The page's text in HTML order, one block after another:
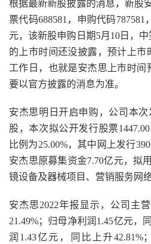
根据最新新股披露的消息，新股
票代码688581，申购代码787581
元，该新股申购日期5月10日，
的上市时间还没披露，预计上市
工作日，也就是安杰思上市时间
要以官方披露的消息为准。
安杰思明日开启申购，公司本次
股，本次拟公开发行股票
比例为25.00%，其中网上发行
安杰思原募集资金7.70亿元，拟
镜设备及器械项目、营销服务网
安杰思2022年报显示，公司主
21.49%；归母净利润1.45亿元，
润1.43亿元，同比上升42.81%